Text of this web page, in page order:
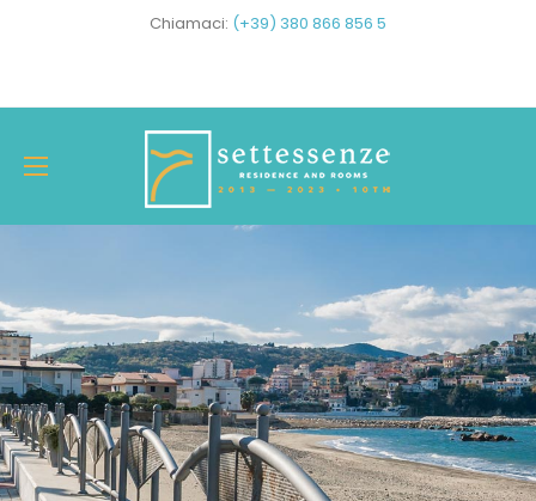
Chiamaci: (+39) 380 866 856 5